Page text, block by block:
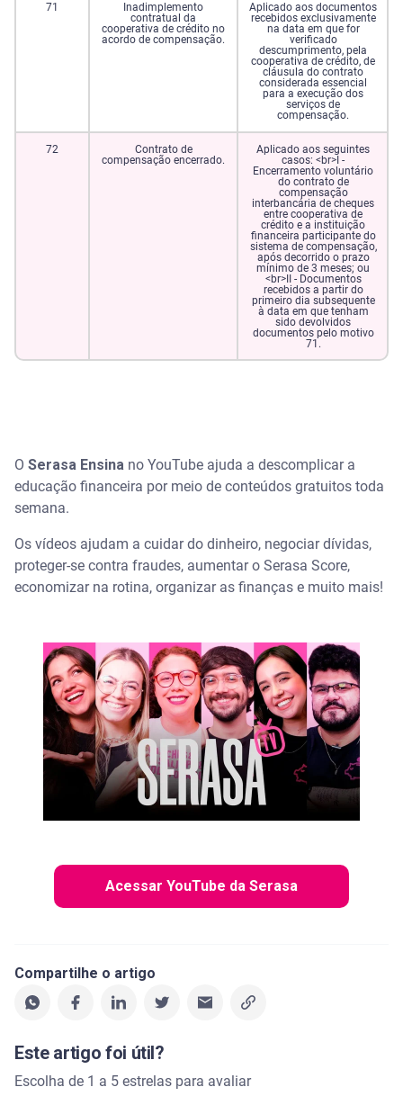
71
Inadimplemento
contratual da
cooperativa de crédito no
acordo de compensação.
Aplicado aos documentos
recebidos exclusivamente
na data em que for
verificado
descumprimento, pela
cooperativa de crédito, de
cláusula do contrato
considerada essencial
para a execução dos
serviços de
compensação.
72
Contrato de
compensação encerrado.
Aplicado aos seguintes
casos: <br>I -
Encerramento voluntário
do contrato de
compensação
interbancária de cheques
entre cooperativa de
crédito e a instituição
financeira participante do
sistema de compensação,
após decorrido o prazo
mínimo de 3 meses; ou
<br>II - Documentos
recebidos a partir do
primeiro dia subsequente
à data em que tenham
sido devolvidos
documentos pelo motivo
71.
O Serasa Ensina no YouTube ajuda a descomplicar a
educação financeira por meio de conteúdos gratuitos toda
semana.
Os vídeos ajudam a cuidar do dinheiro, negociar dívidas,
proteger-se contra fraudes, aumentar o Serasa Score,
economizar na rotina, organizar as finanças e muito mais!
Acessar YouTube da Serasa
Compartilhe o artigo
Este artigo foi útil?
Escolha de 1 a 5 estrelas para avaliar